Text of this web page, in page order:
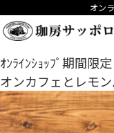
オン
ｵﾝﾗｲﾝｼｮｯﾌﾟ期間
オンカフェとレモ